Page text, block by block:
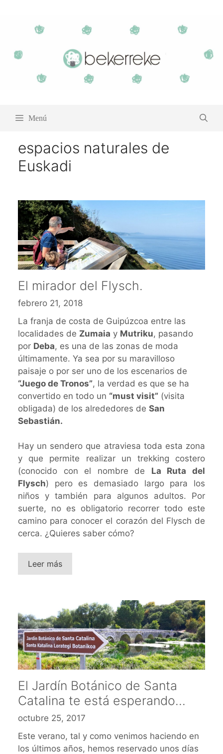
contenido
Menú
espacios naturales de
Euskadi
El mirador del Flysch.
febrero 21, 2018
La franja de costa de Guipúzcoa entre las
localidades de Zumaia y Mutriku, pasando
por Deba, es una de las zonas de moda
últimamente. Ya sea por su maravilloso
paisaje o por ser uno de los escenarios de
“Juego de Tronos”, la verdad es que se ha
convertido en todo un “must visit” (visita
obligada) de los alrededores de San
Sebastián.
Hay un sendero que atraviesa toda esta zona
y que permite realizar un trekking costero
(conocido con el nombre de La Ruta del
Flysch) pero es demasiado largo para los
niños y también para algunos adultos. Por
suerte, no es obligatorio recorrer todo este
camino para conocer el corazón del Flysch de
cerca. ¿Quieres saber cómo?
Leer más
El Jardín Botánico de Santa
Catalina te está esperando…
octubre 25, 2017
Este verano, tal y como venimos haciendo en
los últimos años, hemos reservado unos días